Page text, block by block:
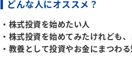
どんな人にオススメ？
・株式投資を始めたい人
・株式投資を始めてみたけれども
・教養として投資やお金にまつわ